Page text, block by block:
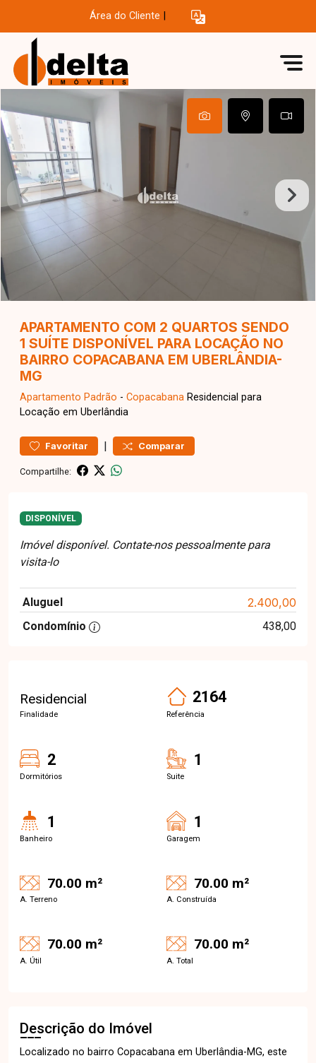
Área do Cliente
APARTAMENTO COM 2 QUARTOS SENDO
1 SUÍTE DISPONÍVEL PARA LOCAÇÃO NO
BAIRRO COPACABANA EM UBERLÂNDIA-
MG
Apartamento Padrão - Copacabana Residencial para
Locação em Uberlândia
Favoritar | Comparar
Compartilhe:
DISPONÍVEL
Imóvel disponível. Contate-nos pessoalmente para
visita-lo
Aluguel 2.400,00
Condomínio 438,00
Residencial
Finalidade
2164
Referência
2
Dormitórios
1
Suite
1
Banheiro
1
Garagem
70.00 m²
A. Terreno
70.00 m²
A. Construída
70.00 m²
A. Útil
70.00 m²
A. Total
Descrição do Imóvel
Localizado no bairro Copacabana em Uberlândia-MG, este